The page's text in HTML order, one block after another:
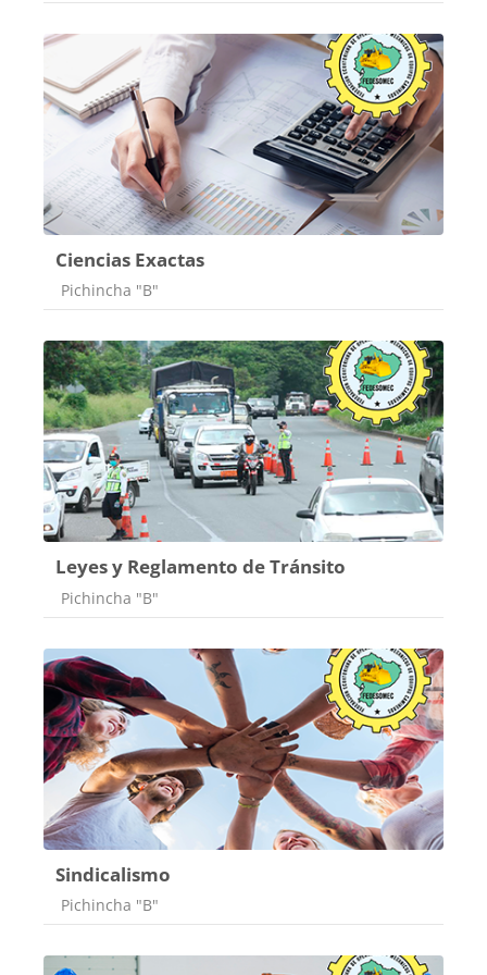
Ciencias Exactas
Categoría de cursos
Pichincha "B"
Leyes y Reglamento de Tránsito
Categoría de cursos
Pichincha "B"
Sindicalismo
Categoría de cursos
Pichincha "B"